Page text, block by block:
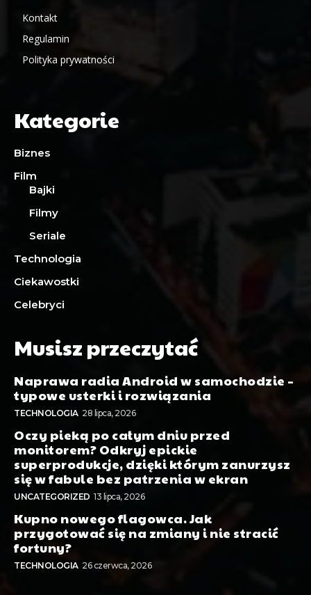
Kontakt
Regulamin
Polityka prywatności
Kategorie
Biznes
Film
Bajki
Filmy
Seriale
Technologia
Ciekawostki
Celebryci
Musisz przeczytać
Naprawa radia Android w samochodzie –
typowe usterki i rozwiązania
TECHNOLOGIA 28 lipca, 2026
Oczy pieką po całym dniu przed
monitorem? Odkryj epickie
superprodukcje, dzięki którym zanurzysz
się w fabule bez patrzenia w ekran
UNCATEGORIZED 13 lipca, 2026
Kupno nowego flagowca. Jak
przygotować się na zmiany i nie stracić
fortuny?
TECHNOLOGIA 26 czerwca, 2026